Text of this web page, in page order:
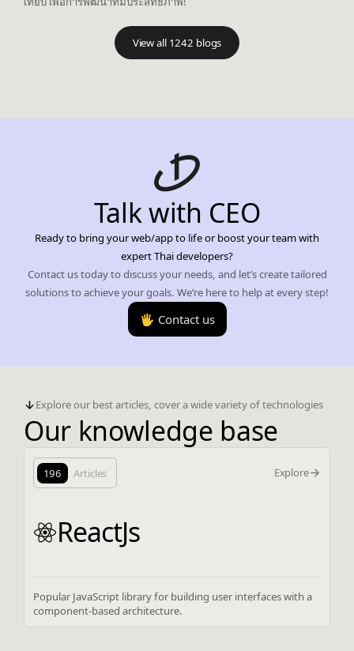
View all 1242 blogs
Talk with CEO
Ready to bring your web/app to life or boost your team with
expert Thai developers?
Contact us today to discuss your needs, and let’s create tailored
solutions to achieve your goals. We’re here to help at every step!
🖐️ Contact us
Explore our best articles, cover a wide variety of technologies
Our knowledge base
196 Articles Explore
ReactJs
Popular JavaScript library for building user interfaces with a
component-based architecture.